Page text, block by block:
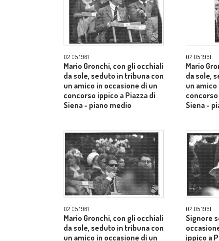
02.05.1961
Mario Gronchi, con gli occhiali
da sole, seduto in tribuna con
un amico in occasione di un
concorso ippico a Piazza di
Siena - piano medio
02.05.1961
Mario
da sole,
un
Siena -
02.05.1961
Mario Gronchi, con gli occhiali
da sole, seduto in tribuna con
un amico in occasione di un
02.05.1961
Signore
ippico a